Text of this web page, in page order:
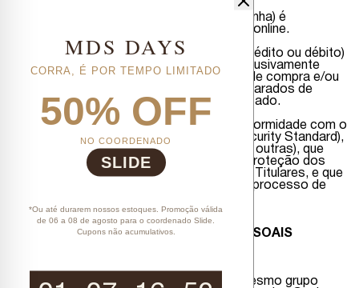
• O processo de Identificação (Login e Senha) é
obrigatório em todo processo de compra online.
• Os números do cartão de pagamento (crédito ou débito)
informados pelo Titular são utilizados exclusivamente
para fins de autorização das transações de compra e/ou
pagamento, sendo criptografados e mascarados de
acordo com as melhores práticas de mercado.
• A Mensageiro dos Sonhos está em conformidade com o
PCI DSS (Payment Card Industry Data Security Standard),
padrão das bandeiras (Visa, MasterCard e outras), que
estabelece o modelo de segurança para proteção dos
dados de cartões de crédito e débito dos Titulares, e que
se aplica tanto às lojas físicas como aos processo de
COMPARTILHAMENTO DE DADOS PESSOAIS
• Com outras empresas integrantes do mesmo grupo
MDS DAYS
CORRA, É POR TEMPO LIMITADO
50% OFF
NO COORDENADO
SLIDE
*Ou até durarem nossos estoques. Promoção válida
de 06 a 08 de agosto para o coordenado Slide.
Cupons não acumulativos.